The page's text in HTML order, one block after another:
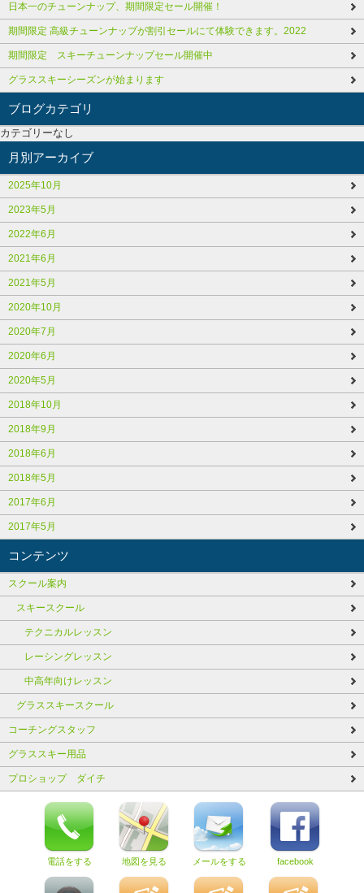
日本一のチューンナップ、期間限定セール開催！
期間限定 高級チューンナップが割引セールにて体験できます。2022
期間限定 スキーチューンナップセール開催中
グラススキーシーズンが始まります
ブログカテゴリ
カテゴリーなし
月別アーカイブ
2025年10月
2023年5月
2022年6月
2021年6月
2021年5月
2020年10月
2020年7月
2020年6月
2020年5月
2018年10月
2018年9月
2018年6月
2018年5月
2017年6月
2017年5月
コンテンツ
スクール案内
スキースクール
テクニカルレッスン
レーシングレッスン
中高年向けレッスン
グラススキースクール
コーチングスタッフ
グラススキー用品
プロショップ ダイチ
電話をする 地図を見る メールをする facebook